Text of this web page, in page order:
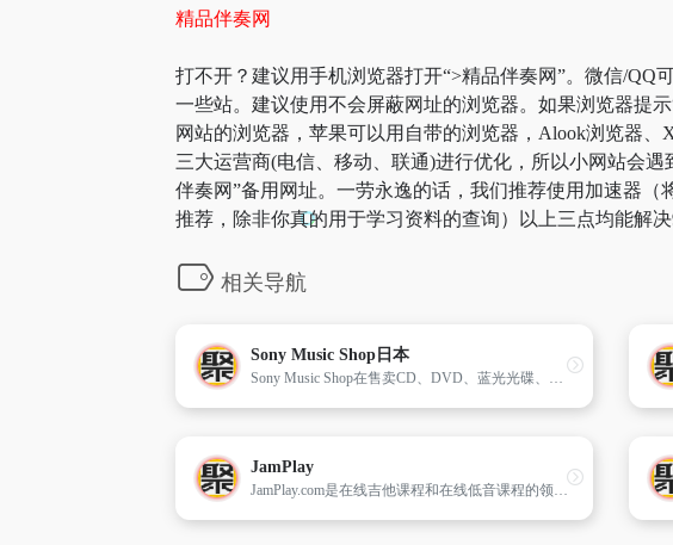
精品伴奏网
打不开？建议用手机浏览器打开“>精品伴奏网”。微信/QQ
一些站。建议使用不会屏蔽网址的浏览器。如果浏览器提
网站的浏览器，苹果可以用自带的浏览器，Alook浏览器
三大运营商(电信、移动、联通)进行优化，所以小网站会
伴奏网”备用网址。一劳永逸的话，我们推荐使用加速器
推荐，除非你真的用于学习资料的查询）以上三点均能解
相关导航
Sony Music Shop日本
Sony Music Shop在售卖CD、DVD、蓝光光碟、各种艺术产品、杂志、书籍等产品。｢Sony Music Shop｣は､CDやDVD･Blu-rayはもちろん､各種ｱｰﾃｨｽﾄｸﾞｯｽﾞや雑誌･書籍まで通販できるｵﾝﾗｲﾝｼｮｯﾌﾟです｡2,500円(税込)以上のお買い上げで送料無料｡SonyMusic直営ｼｮｯﾌﾟです｡
JamPlay
JamPlay.com是在线吉他课程和在线低音课程的领先网站。自2007年以来我们一直存在,并被业界公认是领导者。我们已经帮助超过350000名客户成为了更好的吉他手。